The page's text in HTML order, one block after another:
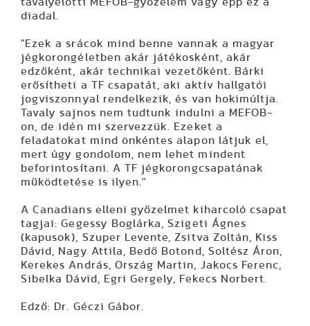
diadal.
"Ezek a srácok mind benne vannak a magyar
jégkorongéletben akár játékosként, akár
edzőként, akár technikai vezetőként. Bárki
erősítheti a TF csapatát, aki aktív hallgatói
jogviszonnyal rendelkezik, és van hokimúltja.
Tavaly sajnos nem tudtunk indulni a MEFOB-
on, de idén mi szervezzük. Ezeket a
feladatokat mind önkéntes alapon látjuk el,
mert úgy gondolom, nem lehet mindent
beforintosítani. A TF jégkorongcsapatának
működtetése is ilyen."
A Canadians elleni győzelmet kiharcoló csapat
tagjai: Gegessy Boglárka, Szigeti Ágnes
(kapusok), Szuper Levente, Zsitva Zoltán, Kiss
Dávid, Nagy Attila, Bedő Botond, Soltész Áron,
Kerekes András, Ország Martin, Jakocs Ferenc,
Sibelka Dávid, Egri Gergely, Fekecs Norbert.
Edző: Dr. Géczi Gábor.